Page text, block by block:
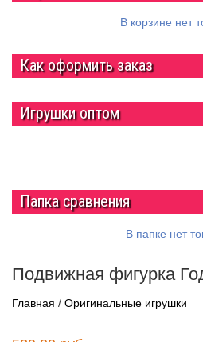
В корзине нет
Как оформить заказ
Игрушки оптом
Папка сравнения
В папке нет
Подвижная фигурка Годзилла 3D
экологичного, полностью
направлениях. Движение частей
Подвижная фигурка
Главная / Оригинальные игрушки